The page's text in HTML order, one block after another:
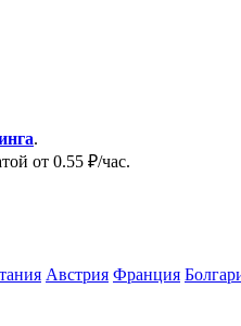
.
от 0.55 ₽/час.
Австрия Франция